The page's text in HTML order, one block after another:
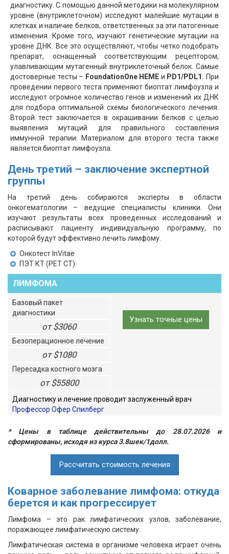
диагностику. С помощью данной методики на молекулярном
уровне (внутриклеточном) исследуют малейшие мутации в
клетках и наличие белков, ответственных за эти патогенные
изменения. Кроме того, изучают генетические мутации на
уровне ДНК. Все это осуществляют, чтобы четко подобрать
препарат, оснащенный соответствующим рецептором,
улавливающим мутагенный внутриклеточный белок. Самые
достоверные тесты – FoundationOne HEME и PD1/PDL1. При
проведении первого теста применяют биоптат лимфоузла и
исследуют огромное количество генов и изменений их ДНК
для подбора оптимальной схемы биологического лечения.
Второй тест заключается в окрашивании белков с целью
выявления мутаций для правильного составления
иммунной терапии. Материалом для второго теста также
является биоптат лимфоузла.
День третий – заключение экспертной
группы
На третий день собираются эксперты в области
онкогематологии – ведущие специалисты клиники. Они
изучают результаты всех проведенных исследований и
расписывают пациенту индивидуальную программу, по
которой будут эффективно лечить лимфому.
Онкотест InVitae
ПЭТ КТ (PET CT)
ЛИМФОМА
Базовый пакет
диагностики
от $3060
Безоперационное лечение
от $1080
Пересадка костного мозга
от $55800
Узнать точные цены
Диагностику и лечение проводит заслуженный врач
Профессор Офер Спилберг
* Цены в таблице действительны до 28.07.2026 и
сформированы, исходя из курса 3.8шек/1долл.
Рассчитать стоимость лечения
Коварное заболевание лимфома: откуда
берется и как прогрессирует
Лимфома – это рак лимфатических узлов, заболевание,
поражающее лимфатическую систему.
Лимфатическая система в организме человека играет очень